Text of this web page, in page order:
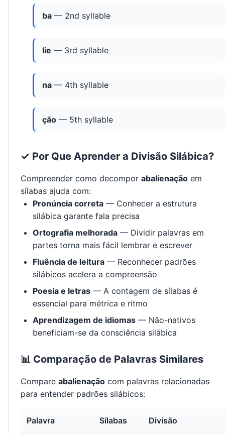
ba — 2nd syllable
lie — 3rd syllable
na — 4th syllable
ção — 5th syllable
✓ Por Que Aprender a Divisão Silábica?
Compreender como decompor abalienação em
sílabas ajuda com:
Pronúncia correta — Conhecer a estrutura
silábica garante fala precisa
Ortografia melhorada — Dividir palavras em
partes torna mais fácil lembrar e escrever
Fluência de leitura — Reconhecer padrões
silábicos acelera a compreensão
Poesia e letras — A contagem de sílabas é
essencial para métrica e ritmo
Aprendizagem de idiomas — Não-nativos
beneficiam-se da consciência silábica
📊 Comparação de Palavras Similares
Compare abalienação com palavras relacionadas
para entender padrões silábicos:
Palavra Sílabas Divisão